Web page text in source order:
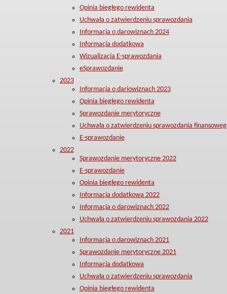
Opinia biegłego rewidenta
Uchwała o zatwierdzeniu sprawozdania
Informacja o darowiznach 2024
Informacja dodatkowa
Wizualizacja E-sprawozdania
eSprawozdanie
2023
Informacja o dariowiznach 2023
Opinia biegłego rewidenta
Sprawozdanie merytoryczne
Uchwała o zatwierdzeniu sprawozdania
E-sprawozdanie
2022
Sprawozdanie merytoryczne 2022
E-sprawozdanie
Opinia biegłego rewidenta
Informacja dodatkowa 2022
Informacja o darowiznach 2022
Uchwała o zatwierdzeniu sprawozdania 2022
2021
Informacja o darowiznach 2021
Sprawozdanie merytoryczne 2021
Informacja dodatkowa
Uchwała o zatwierdzeniu sprawozdania
Opinia biegłego rewidenta